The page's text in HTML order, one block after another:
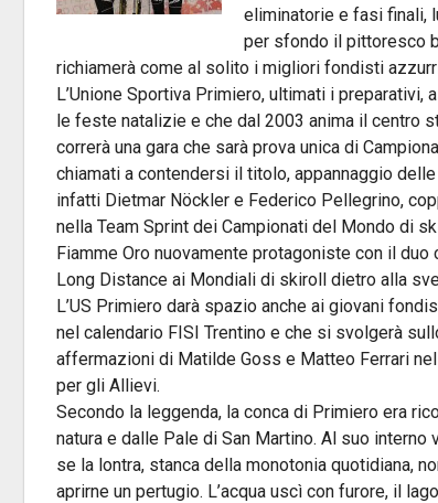
eliminatorie e fasi finali,
per sfondo il pittoresco
richiamerà come al solito i migliori fondisti
L’Unione Sportiva Primiero, ultimati i preparativi,
le feste natalizie e che dal 2003 anima il centro
correrà una gara che sarà prova unica di
chiamati a contendersi il titolo, appannaggio
infatti Dietmar Nöckler e Federico Pellegrino,
nella Team Sprint dei Campionati del Mondo di
Fiamme Oro nuovamente protagoniste con il
Long Distance ai Mondiali di skiroll dietro alla
L’US Primiero darà spazio anche ai giovani
nel calendario FISI Trentino e che si svolgerà
affermazioni di Matilde Goss e Matteo Ferrari
per gli Allievi.
Secondo la leggenda, la conca di Primiero era
natura e dalle Pale di San Martino. Al suo
se la lontra, stanca della monotonia quotidiana,
aprirne un pertugio. L’acqua uscì con furore, il